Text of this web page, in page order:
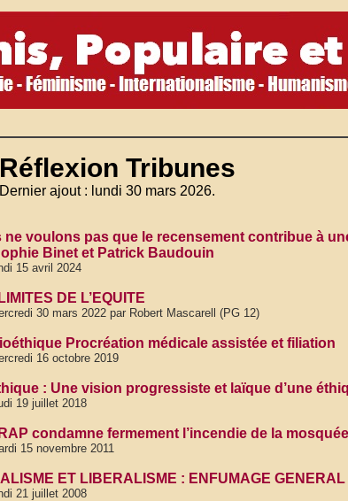
Réflexion Tribunes
Dernier ajout : lundi 30 mars 2026.
ne voulons pas que le recensement contribue à
Binet et Patrick Baudouin
15 avril 2024
DE L’EQUITE
30 mars 2022 par Robert Mascarell (PG 12)
Procréation médicale assistée et filiation
16 octobre 2019
: Une vision progressiste et laïque d’une
19 juillet 2018
condamne fermement l’incendie de la
15 novembre 2011
ET LIBERALISME : ENFUMAGE
21 juillet 2008